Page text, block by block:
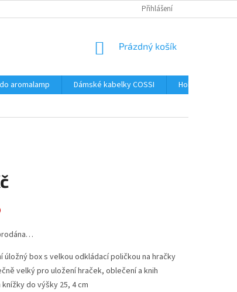
Přihlášení
NÁKUPNÍ
Prázdný košík
aromalamp Dámské kabelky COSSI Hobby
úložný box s velkou odkládací poličkou na hračky
velký pro uložení hraček, oblečení a knih
do výšky 25, 4 cm